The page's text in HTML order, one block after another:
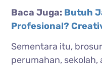
Baca Juga: Butuh
Profesional?
Sementara itu,
perumahan,